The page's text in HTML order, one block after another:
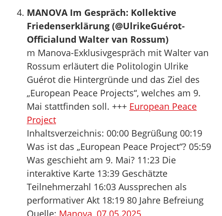
MANOVA Im Gespräch: Kollektive
Friedenserklärung (‪@UlrikeGuérot-
Official‬und Walter van Rossum)
m Manova-Exklusivgespräch mit Walter van
Rossum erläutert die Politologin Ulrike
Guérot die Hintergründe und das Ziel des
„European Peace Projects“, welches am 9.
Mai stattfinden soll. +++ European Peace
Project
Inhaltsverzeichnis: 00:00 Begrüßung 00:19
Was ist das „European Peace Project“? 05:59
Was geschieht am 9. Mai? 11:23 Die
interaktive Karte 13:39 Geschätzte
Teilnehmerzahl 16:03 Aussprechen als
performativer Akt 18:19 80 Jahre Befreiung
Quelle: Manova, 07.05.2025